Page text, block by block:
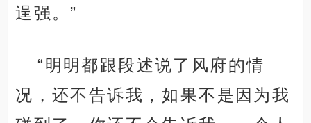
逞强。”
“明明都跟段述说了风府的情
况，还不告诉我，如果不是因为我